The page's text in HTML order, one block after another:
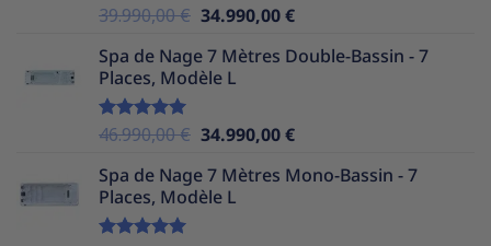
Note5.00
39.990,00€ Le
initial
était :
34.990,00€Le
actuel
Spa de Nage 7 Mètres Double-Bassin - 7
Places, Modèle L
Note5.00
46.990,00€ Le
initial
était :
34.990,00€Le
actuel
Spa de Nage 7 Mètres Mono-Bassin - 7
Places, Modèle L